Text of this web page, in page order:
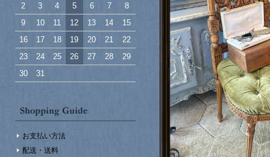
2
3 4 5 6 7
8
9
10 11 12 13 14
15
16
17 18 19 20 21
22
23
24 25 26 27 28
29
30
31
お支払い方法
配送・送料